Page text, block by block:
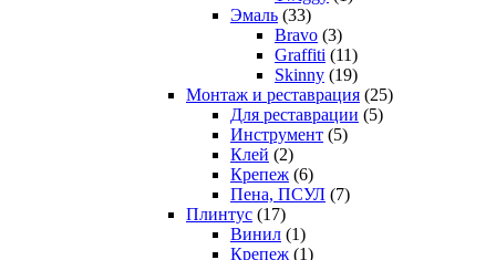
Эмаль (33)
Bravo (3)
Graffiti (11)
Skinny (19)
Монтаж и реставрация (25)
Для реставрации (5)
Инструмент (5)
Клей (2)
Крепеж (6)
Пена, ПСУЛ (7)
Плинтус (17)
Винил (1)
Крепеж (1)